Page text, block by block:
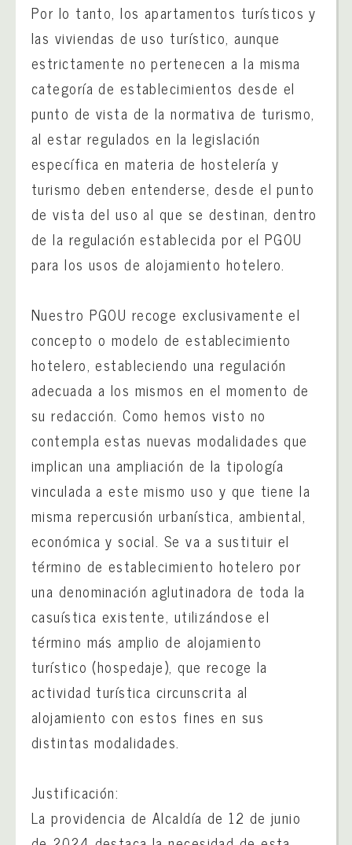
Por lo tanto, los apartamentos turísticos y
las viviendas de uso turístico, aunque
estrictamente no pertenecen a la misma
categoría de establecimientos desde el
punto de vista de la normativa de turismo,
al estar regulados en la legislación
específica en materia de hostelería y
turismo deben entenderse, desde el punto
de vista del uso al que se destinan, dentro
de la regulación establecida por el PGOU
para los usos de alojamiento hotelero.
Nuestro PGOU recoge exclusivamente el
concepto o modelo de establecimiento
hotelero, estableciendo una regulación
adecuada a los mismos en el momento de
su redacción. Como hemos visto no
contempla estas nuevas modalidades que
implican una ampliación de la tipología
vinculada a este mismo uso y que tiene la
misma repercusión urbanística, ambiental,
económica y social. Se va a sustituir el
término de establecimiento hotelero por
una denominación aglutinadora de toda la
casuística existente, utilizándose el
término más amplio de alojamiento
turístico (hospedaje), que recoge la
actividad turística circunscrita al
alojamiento con estos fines en sus
distintas modalidades.
Justificación:
La providencia de Alcaldía de 12 de junio